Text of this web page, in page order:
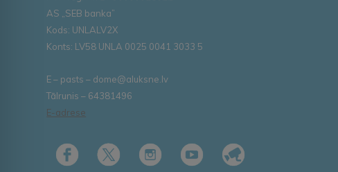
AS „SEB banka”
Kods: UNLALV2X
Konts: LV58 UNLA 0025 0041 3033 5
E – pasts – dome@aluksne.lv
Tālrunis – 64381496
E-adrese